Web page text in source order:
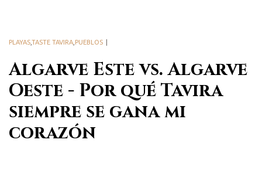
Algarve Este vs. Algarve
Oeste - Por qué Tavira
siempre se gana mi
corazón
PLAYASTASTE TAVIRA PUEBLOS